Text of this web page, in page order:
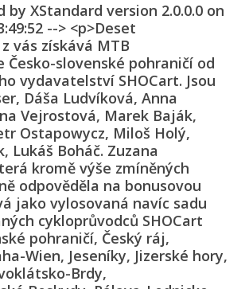
by XStandard version 2.0.0.0 on
--> <p>Deset
vás získává MTB
Česko-slovenské pohraničí od
vydavatelství SHOCart. Jsou
Dáša Ludvíková, Anna
Vejrostová, Marek Baják,
Ostapowycz, Miloš Holý,
Lukáš Boháč. Zuzana
kromě výše zmíněných
odpověděla na bonusovou
jako vylosovaná navíc sadu
cykloprůvodců SHOCart
pohraničí, Český ráj,
Wien, Jeseníky, Jizerské hory,
Brdy,